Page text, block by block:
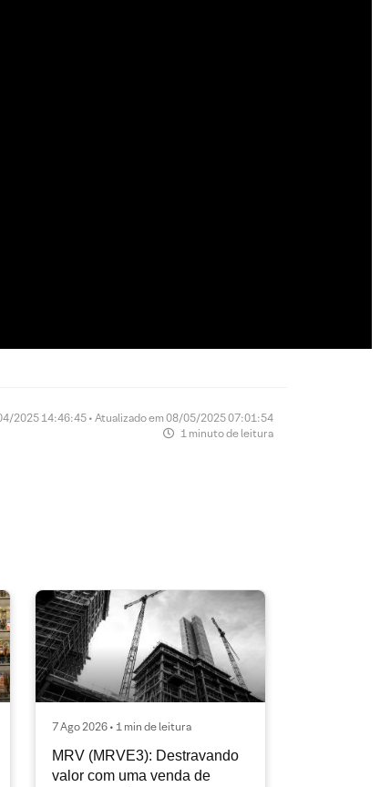
2025 14:46:45 • Atualizado em 08/05/2025 07:01:54
1 minuto de leitura
7 Ago 2026 • 1 min de leitura
MRV (MRVE3): Destravando
valor com uma venda de